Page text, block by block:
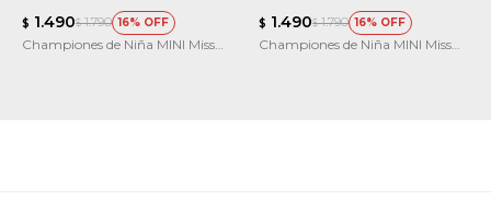
$ 1.490$ 1.790 16
Championes de Niña MINI Miss
$ 1.490$ 1.790 16
Championes de Niña MINI Miss